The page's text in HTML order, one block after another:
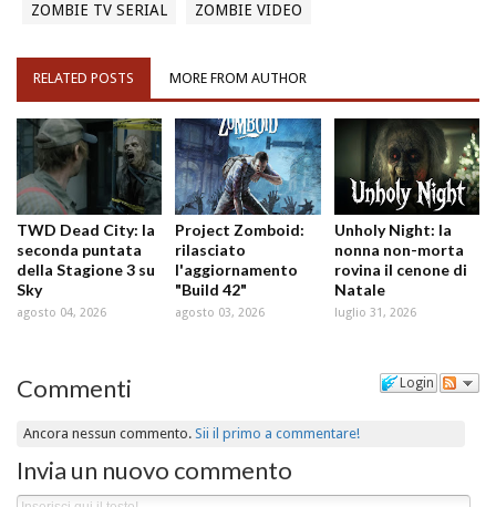
ZOMBIE TV SERIAL
ZOMBIE VIDEO
RELATED POSTS MORE FROM AUTHOR
TWD Dead City: la
seconda puntata
della Stagione 3 su
Sky
agosto 04, 2026
Project Zomboid:
rilasciato
l'aggiornamento
"Build 42"
agosto 03, 2026
Unholy Night: la
nonna non-morta
rovina il cenone di
Natale
luglio 31, 2026
Login
Commenti
Ancora nessun commento.Sii il primo a commentare!
Invia un nuovo commento